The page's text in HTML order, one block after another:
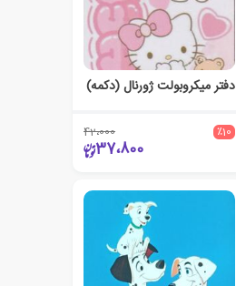
دفتر میکروبولت ژورنال (دکمه)
٪10 42،000
37،800